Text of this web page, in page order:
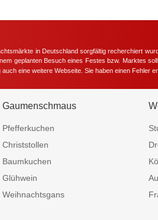
in Deutschland sorgfältig recherchiert
geplanten Besuch eines Festes bzw. Marktes
eine weitere Webseite. Sie haben einen Fehler
Gaumenschmaus
Pfefferkuchen
Christstollen
Baumkuchen
Glühwein
Weihnachtsgans